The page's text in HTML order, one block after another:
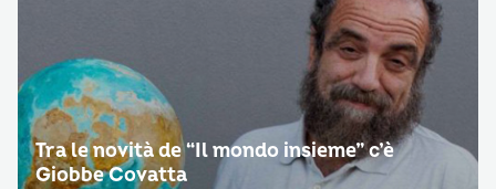
Tra le novità de “Il mondo insieme” c’è
Giobbe Covatta